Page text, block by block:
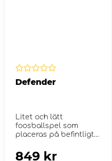
Defender
Litet och lätt
foosballspel som
placeras på befintligt
849 kr